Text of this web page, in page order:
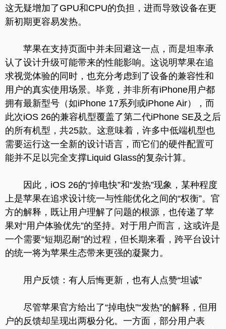
这无疑增加了GPU和CPU的负担，进而导致设备在更
新初期更容易发热。
苹果在支持页面中并未回避这一点，而是坦率承
认了设计升级可能带来的性能影响。这说明苹果在追
求视觉体验的同时，也充分考虑到了设备的兼容性和
用户的真实使用场景。毕竟，并非所有iPhone用户都
拥有最新型号（如iPhone 17系列或iPhone Air），而
此次iOS 26的兼容机型覆盖了第二代iPhone SE及之后
的所有机型，共25款。这意味着，许多中低端机型也
需要运行这一全新的设计语言，而它们的硬件配置可
能并不足以完全支撑Liquid Glass的复杂计算。
因此，iOS 26的“掉电快”和“发热”现象，某种程度
上是苹果在追求设计统一与性能优化之间的“权衡”。官
方的解释，既让用户理解了问题的根源，也传递了苹
果对“用户体验优先”的坚持。对于用户而言，这或许是
一个需要“短期忍耐”的过程，但长期来看，跨平台设计
的统一将为苹果生态带来更强的凝聚力。
用户反馈：有人后悔更新，也有人点赞“坦诚”
尽管苹果官方给出了“掉电快”“发热”的解释，但用
户的反馈却呈现出两极分化。一方面，部分用户表